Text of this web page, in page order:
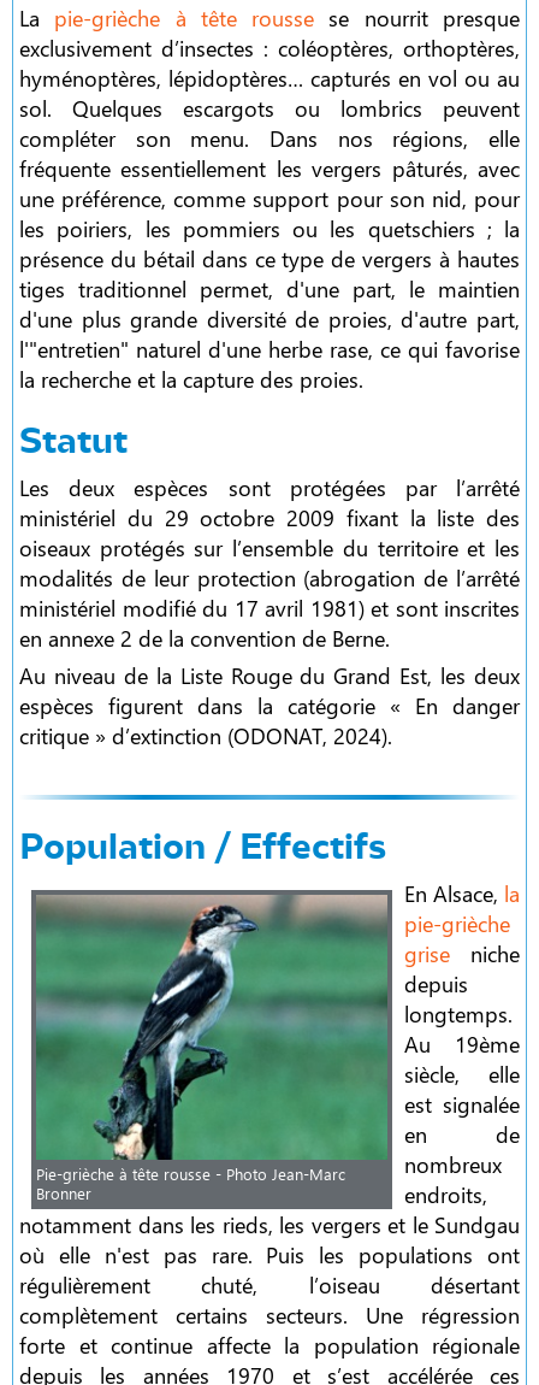
La pie-grièche à tête rousse se nourrit presque
exclusivement d’insectes : coléoptères, orthoptères,
hyménoptères, lépidoptères… capturés en vol ou au
sol. Quelques escargots ou lombrics peuvent
compléter son menu. Dans nos régions, elle
fréquente essentiellement les vergers pâturés, avec
une préférence, comme support pour son nid, pour
les poiriers, les pommiers ou les quetschiers ; la
présence du bétail dans ce type de vergers à hautes
tiges traditionnel permet, d'une part, le maintien
d'une plus grande diversité de proies, d'autre part,
l'"entretien" naturel d'une herbe rase, ce qui favorise
la recherche et la capture des proies.
Statut
Les deux espèces sont protégées par l’arrêté
ministériel du 29 octobre 2009 fixant la liste des
oiseaux protégés sur l’ensemble du territoire et les
modalités de leur protection (abrogation de l’arrêté
ministériel modifié du 17 avril 1981) et sont inscrites
en annexe 2 de la convention de Berne.
Au niveau de la Liste Rouge du Grand Est, les deux
espèces figurent dans la catégorie « En danger
critique » d’extinction (ODONAT, 2024).
Population / Effectifs
Pie-grièche à tête rousse - Photo Jean-Marc
Bronner
En Alsace, la
pie-grièche
grise niche
depuis
longtemps.
Au 19ème
siècle, elle
est signalée
en de
nombreux
endroits,
notamment dans les rieds, les vergers et le Sundgau
où elle n'est pas rare. Puis les populations ont
régulièrement chuté, l’oiseau désertant
complètement certains secteurs. Une régression
forte et continue affecte la population régionale
depuis les années 1970 et s’est accélérée ces